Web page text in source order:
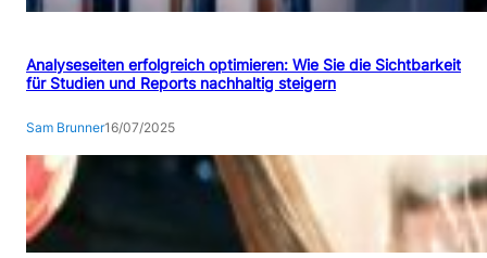
Analyseseiten erfolgreich optimieren: Wie Sie die Sichtbarkeit
für Studien und Reports nachhaltig steigern
Sam Brunner16/07/2025